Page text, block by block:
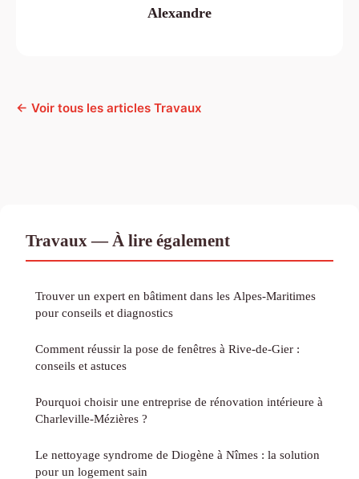
Alexandre
← Voir tous les articles Travaux
Travaux — À lire également
Trouver un expert en bâtiment dans les Alpes-Maritimes
pour conseils et diagnostics
Comment réussir la pose de fenêtres à Rive-de-Gier :
conseils et astuces
Pourquoi choisir une entreprise de rénovation intérieure à
Charleville-Mézières ?
Le nettoyage syndrome de Diogène à Nîmes : la solution
pour un logement sain